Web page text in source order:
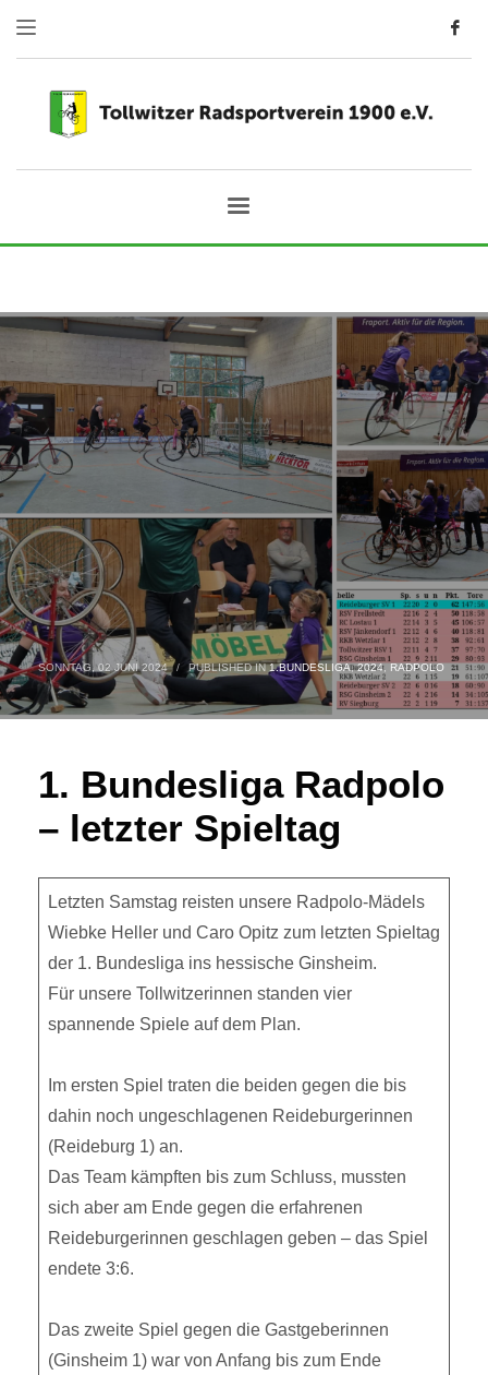
SONNTAG, 02 JUNI 2024 / PUBLISHED IN1.BUNDESLIGA,2024, RADPOLO
1. Bundesliga Radpolo
– letzter Spieltag
Letzten Samstag reisten unsere Radpolo-Mädels
Wiebke Heller und Caro Opitz zum letzten Spieltag
der 1. Bundesliga ins hessische Ginsheim.
Für unsere Tollwitzerinnen standen vier
spannende Spiele auf dem Plan.
Im ersten Spiel traten die beiden gegen die bis
dahin noch ungeschlagenen Reideburgerinnen
(Reideburg 1) an.
Das Team kämpften bis zum Schluss, mussten
sich aber am Ende gegen die erfahrenen
Reideburgerinnen geschlagen geben – das Spiel
endete 3:6.
Das zweite Spiel gegen die Gastgeberinnen
(Ginsheim 1) war von Anfang bis zum Ende